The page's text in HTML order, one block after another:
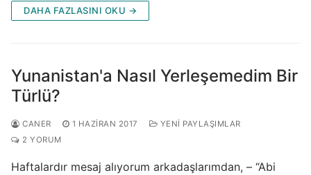
DAHA FAZLASINI OKU →
Yunanistan'a Nasıl Yerleşemedim Bir
Türlü?
CANER 1 HAZIRAN 2017
YENI PAYLAŞIMLAR
2 YORUM
Haftalardır mesaj alıyorum arkadaşlarımdan, – “Abi